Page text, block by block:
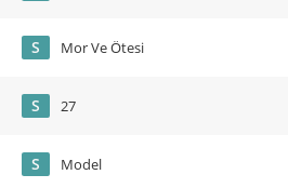
S Mor Ve Ötesi
S 27
S Model